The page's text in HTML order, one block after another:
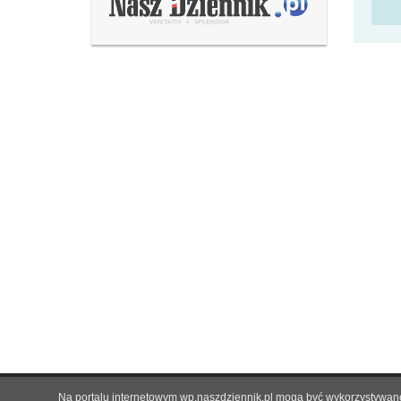
Na portalu internetowym wp.naszdziennik.pl mogą być